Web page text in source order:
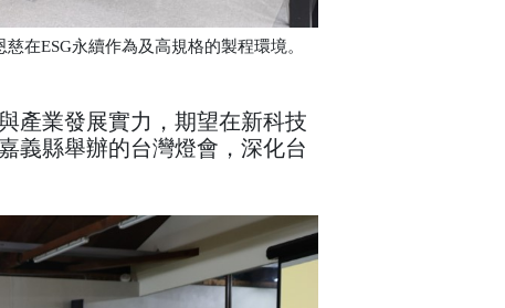
在ESG永續作為及高規格的製程環境。
產業發展實力，期望在新科技
義縣舉辦的台灣燈會，深化台